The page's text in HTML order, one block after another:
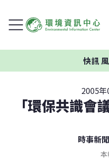
快訊風
2005
「環保共識會
時事新聞